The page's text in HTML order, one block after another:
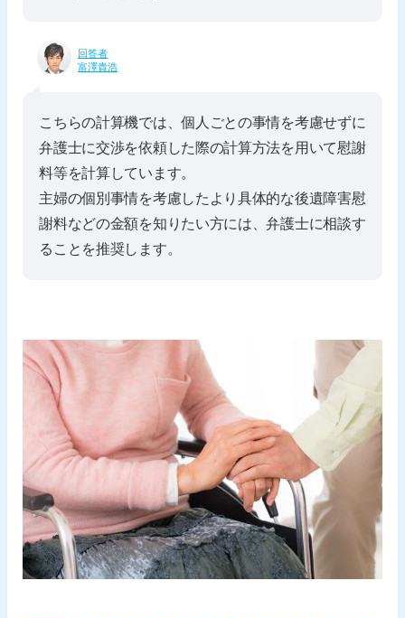
回答者
富澤貴浩
こちらの計算機では、個人ごとの事情を考慮せずに
弁護士に交渉を依頼した際の計算方法を用いて慰謝
料等を計算しています。
主婦の個別事情を考慮したより具体的な後遺障害慰
謝料などの金額を知りたい方には、弁護士に相談す
ることを推奨します。